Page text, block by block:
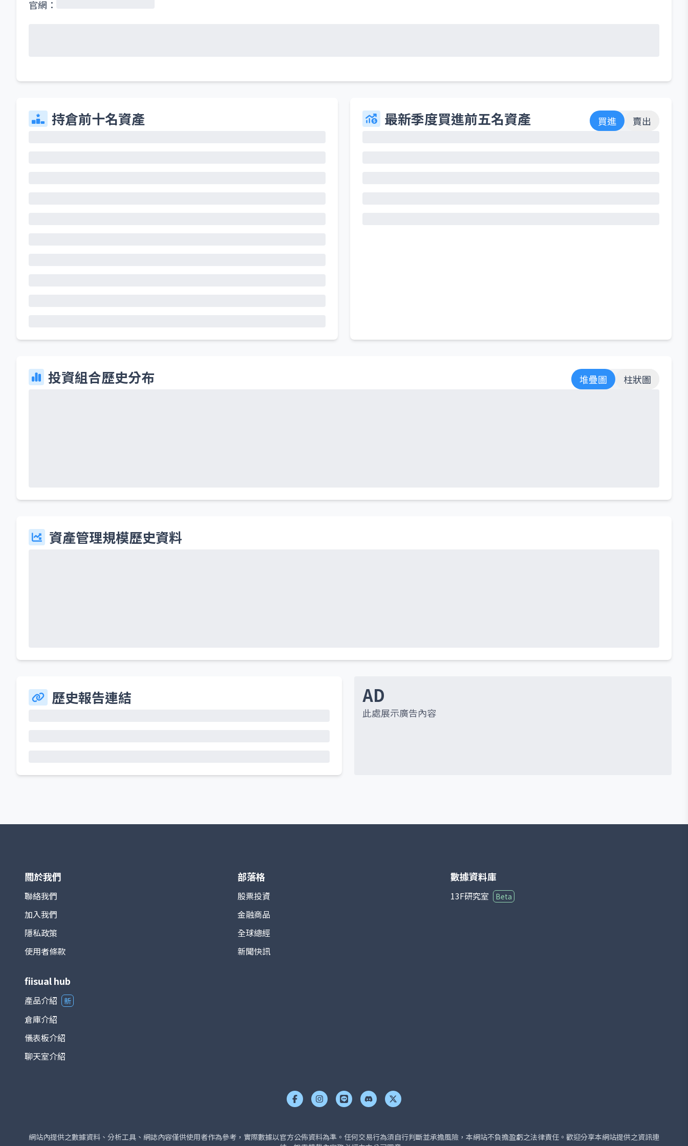
官網：
持倉前十名資產 最新季度買進前五名資產 買進 賣出
投資組合歷史分布 堆疊圖 柱狀圖
資產管理規模歷史資料
歷史報告連結 AD
此處展示廣告內容
關於我們
聯絡我們
加入我們
隱私政策
使用者條款
部落格
股票投資
金融商品
全球總經
新聞快訊
數據資料庫
13F研究室 Beta
fiisual hub
產品介紹 新
倉庫介紹
儀表板介紹
聊天室介紹
網站內提供之數據資料、分析工具、網誌內容僅供使用者作為參考，實際數據以官方公佈資料為準。任何交易行為須自行判斷並承擔風險，本網站不負擔盈虧之法律責任。歡迎分享本網站提供之資訊連